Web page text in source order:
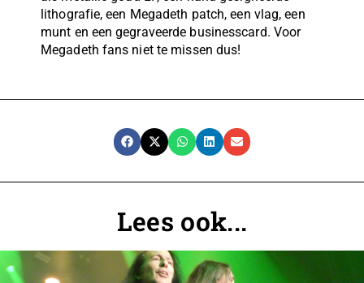
lithografie, een Megadeth patch, een vlag, een
munt en een gegraveerde businesscard. Voor
Megadeth fans niet te missen dus!
Lees ook...